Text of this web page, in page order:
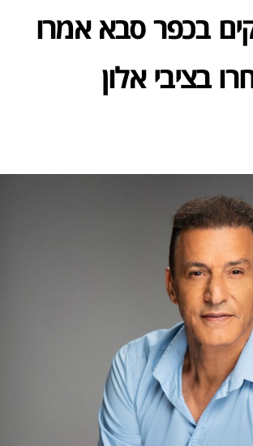
בכפר סבא אמרו
בציבי אלון